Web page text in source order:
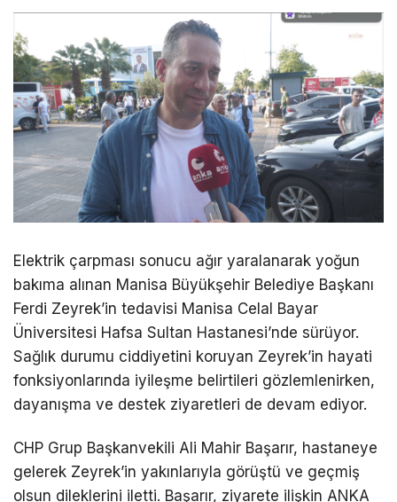
Elektrik çarpması sonucu ağır yaralanarak yoğun
bakıma alınan Manisa Büyükşehir Belediye Başkanı
Ferdi Zeyrek’in tedavisi Manisa Celal Bayar
Üniversitesi Hafsa Sultan Hastanesi’nde sürüyor.
Sağlık durumu ciddiyetini koruyan Zeyrek’in hayati
fonksiyonlarında iyileşme belirtileri gözlemlenirken,
dayanışma ve destek ziyaretleri de devam ediyor.
CHP Grup Başkanvekili Ali Mahir Başarır, hastaneye
gelerek Zeyrek’in yakınlarıyla görüştü ve geçmiş
olsun dileklerini iletti. Başarır, ziyarete ilişkin ANKA